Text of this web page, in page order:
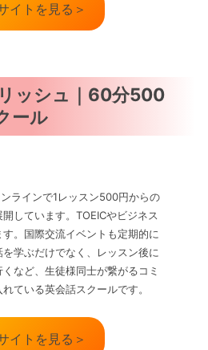
イトを見る＞
ッシュ｜60分500
ール
ラインで1レッスン500円からの
しています。TOEICやビジネス
。国際交流イベントも定期的に
学ぶだけでなく、レッスン後に
など、生徒様同士が繋がるコミ
ている英会話スクールです。
イトを見る＞